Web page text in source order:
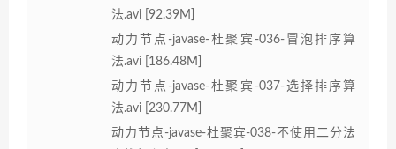
法.avi [92.39M]
动力节点-javase-杜聚宾-036-冒泡排序算
法.avi [186.48M]
动力节点-javase-杜聚宾-037-选择排序算
法.avi [230.77M]
动力节点-javase-杜聚宾-038-不使用二分法